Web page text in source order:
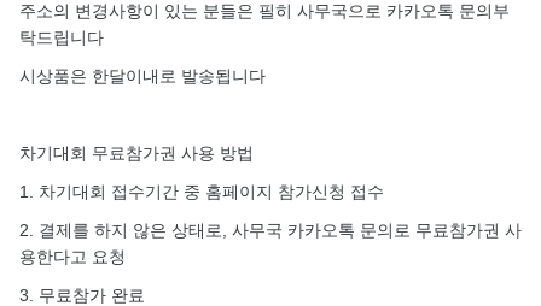
주소의 변경사항이 있는 분들은 필히 사무국으로 카카오톡 문의부
탁드립니다
시상품은 한달이내로 발송됩니다
차기대회 무료참가권 사용 방법
1. 차기대회 접수기간 중 홈페이지 참가신청 접수
2. 결제를 하지 않은 상태로, 사무국 카카오톡 문의로 무료참가권 사
용한다고 요청
3. 무료참가 완료